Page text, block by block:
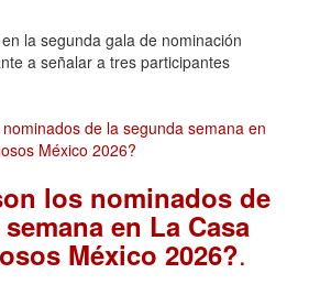
la segunda gala de nominación
a señalar a tres participantes
los nominados de
en La Casa
México 2026?.